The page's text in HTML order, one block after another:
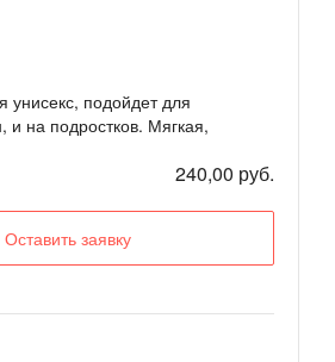
унисекс, подойдет для
на подростков. Мягкая,
240,00 руб.
Оставить заявку